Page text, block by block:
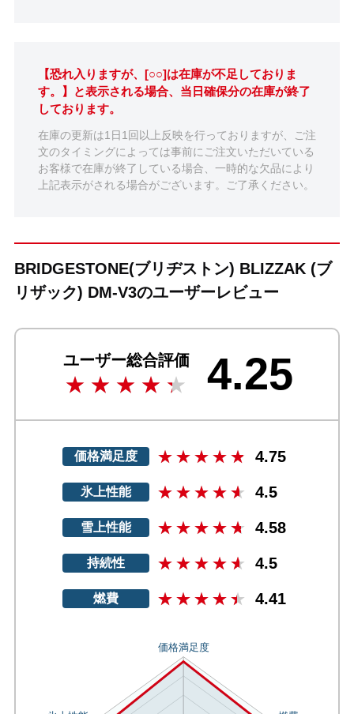
【恐れ入りますが、[○○]は在庫が不足しておりま
す。】と表示される場合、当日確保分の在庫が終了
しております。
在庫の更新は1日1回以上反映を行っておりますが、ご注
文のタイミングによっては事前にご注文いただいている
お客様で在庫が終了している場合、一時的な欠品により
上記表示がされる場合がございます。ご了承ください。
BRIDGESTONE(ブリヂストン) BLIZZAK (ブ
リザック) DM-V3のユーザーレビュー
ユーザー総合評価 4.25
価格満足度 4.75
氷上性能 4.5
雪上性能 4.58
持続性 4.5
燃費 4.41